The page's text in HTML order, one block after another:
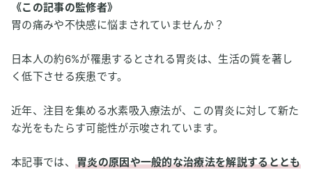
《この記事の監修者》
胃の痛みや不快感に悩まされていませんか？
日本人の約6%が罹患するとされる胃炎は、生活の質を著し
く低下させる疾患です。
近年、注目を集める水素吸入療法が、この胃炎に対して新た
な光をもたらす可能性が示唆されています。
本記事では、
胃炎の原因や一般的な治療法を解説するととも